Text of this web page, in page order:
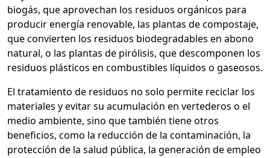
biogás, que aprovechan los residuos orgánicos para
producir energía renovable, las plantas de compostaje,
que convierten los residuos biodegradables en abono
natural, o las plantas de pirólisis, que descomponen los
residuos plásticos en combustibles líquidos o gaseosos.
El tratamiento de residuos no solo permite reciclar los
materiales y evitar su acumulación en vertederos o el
medio ambiente, sino que también tiene otros
beneficios, como la reducción de la contaminación, la
protección de la salud pública, la generación de empleo